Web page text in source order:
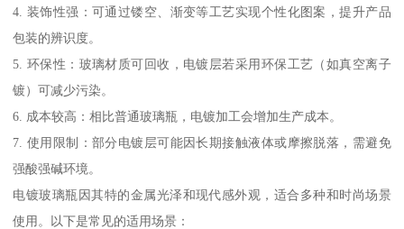
4. 装饰性强：可通过镂空、渐变等工艺实现个性化图案，提升产品
包装的辨识度。
5. 环保性：玻璃材质可回收，电镀层若采用环保工艺（如真空离子
镀）可减少污染。
6. 成本较高：相比普通玻璃瓶，电镀加工会增加生产成本。
7. 使用限制：部分电镀层可能因长期接触液体或摩擦脱落，需避免
强酸强碱环境。
电镀玻璃瓶因其特的金属光泽和现代感外观，适合多种和时尚场景
使用。以下是常见的适用场景：